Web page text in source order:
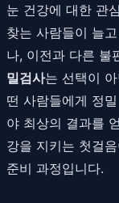
눈 건강에 대한 관
찾는 사람들이 늘
나, 이전과 다른 불
밀검사는 선택이
떤 사람들에게 정
야 최상의 결과를
강을 지키는 첫걸
준비 과정입니다.